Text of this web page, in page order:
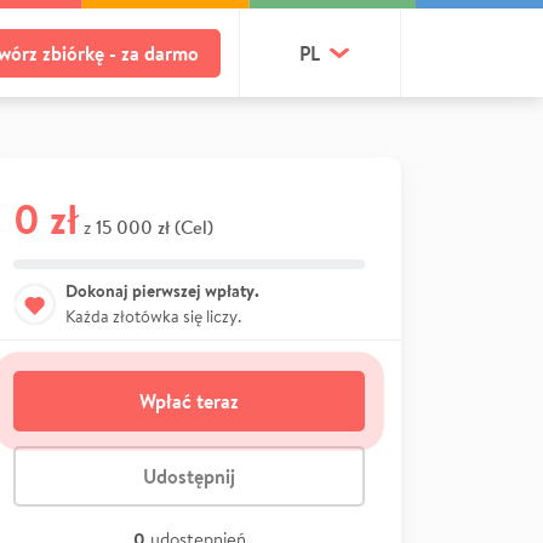
zbiórkę - za darmo PL
0 zł z 15 000 zł (Cel)
Dokonaj pierwszej wpłaty.
Każda złotówka się liczy.
Wpłać teraz
Udostępnij